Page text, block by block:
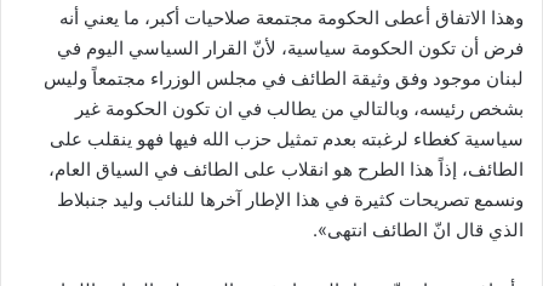
وهذا الاتفاق أعطى الحكومة مجتمعة صلاحيات أكبر، ما يعني أنه
فرض أن تكون الحكومة سياسية، لأنّ القرار السياسي اليوم في
لبنان موجود وفق وثيقة الطائف في مجلس الوزراء مجتمعاً وليس
بشخص رئيسه، وبالتالي من يطالب في ان تكون الحكومة غير
سياسية كغطاء لرغبته بعدم تمثيل حزب الله فيها فهو ينقلب على
الطائف، إذاً هذا الطرح هو انقلاب على الطائف في السياق العام،
ونسمع تصريحات كثيرة في هذا الإطار آخرها للنائب وليد جنبلاط
الذي قال انّ الطائف انتهى».